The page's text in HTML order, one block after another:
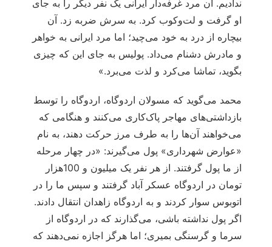
ندادیم. آن مرد غرفه‌دار ایرانی یک نفر دیگر را به جای
او گرفت و لت‌وکوب کرد. به سرش ضربه زد. آن
بیچاره از درد به خود می‌چید؛ اما مرد ایرانی به خواهر
و مادرش دشنام می‌داد. پولیس به جای این که چیزی
بگوید، تماشا می‌کرد و لذت می‌برد.»
محمد می‌گوید که مسولان اردوگاه، اردوگاه را توسط
بازداشتی‌های مهاجر پاک‌کاری می‌کنند و هنگامی که
می‌خواهند آن‌ها را به طرف مرز حرکت دهند، به نام
«عوارض شهرداری» پول می‌گیرند: «در چهار مرحله
از ما پول گرفتند. از هر نفر یک میلیون و 100هزار
تومان در اردوگاه عسکر آباد گرفتند و سپس ما را در
اتوبوس سوار کردند و به اردوگاه زاهدان انتقال دادند.
اگر پول نداشته باشی، می‌گذارند که در اردوگاه از
سرما و گرسنگی بمیری؛ اما هرگز اجازه نمی‌دهند که